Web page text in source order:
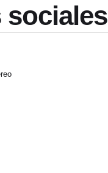
sociales